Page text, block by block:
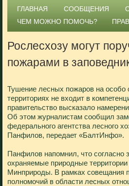
ГЛАВНАЯ СООБЩЕНИЯ
ЧЕМ МОЖНО ПОМОЧЬ?
Рослесхозу могут
пожарами в
Тушение лесных пожаров на особо
территориях не входит в
правительство высказало
Об этом журналистам сообщил
федерального агентства лесного
Панфилов, передает «БалтИнфо».
Панфилов напомнил, что согласно
охраняемые природные
Минприроды. В рамках совещания
полномочий в области лесных